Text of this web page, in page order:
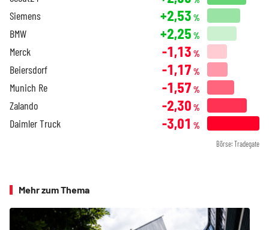
Siemens +2,53 %
BMW +2,25 %
Merck -1,13 %
Beiersdorf -1,17 %
Munich Re -1,57 %
Zalando -2,30 %
Daimler Truck -3,01 %
Börse: Tradegate
Mehr zum Thema